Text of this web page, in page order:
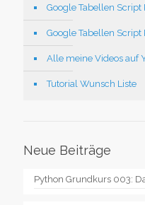
Google Tabellen
Google Tabellen
Alle meine Videos auf
Tutorial Wunsch Liste
Neue Beiträge
Python Grundkurs 003: